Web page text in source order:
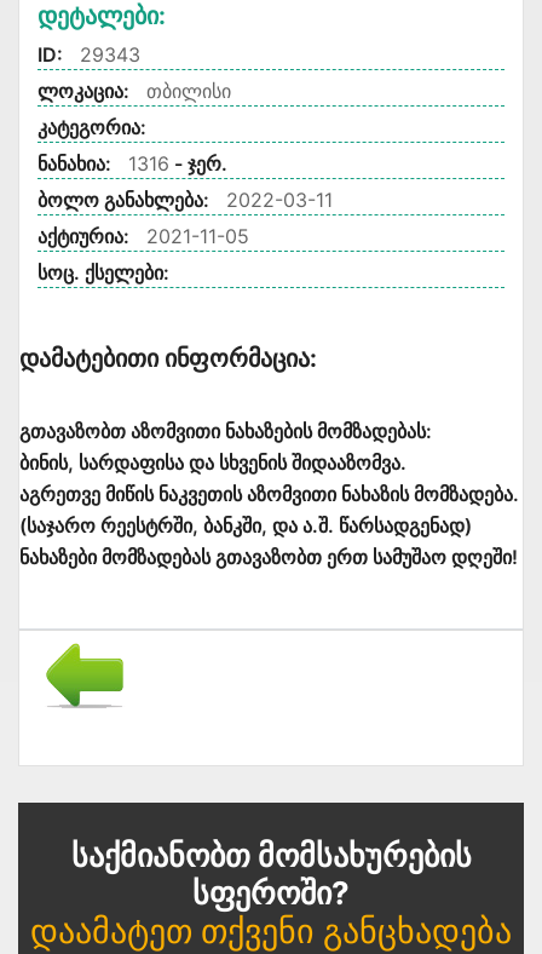
Დეტალები:
ID:
29343
ლოკაცია:
თბილისი
კატეგორია:
ნანახია:
1316 - ჯერ.
ბოლო განახლება:
2022-03-11
აქტიურია:
2021-11-05
სოც. ქსელები:
Დამატებითი Ინფორმაცია:
გთავაზობთ აზომვითი ნახაზების მომზადებას:
ბინის, სარდაფისა და სხვენის შიდააზომვა.
აგრეთვე მიწის ნაკვეთის აზომვითი ნახაზის მომზადება.
(საჯარო რეესტრში, ბანკში, და ა.შ. წარსადგენად)
ნახაზები მომზადებას გთავაზობთ ერთ სამუშაო დღეში!
Საქმიანობთ Მომსახურების
Სფეროში?
Დაამატეთ Თქვენი Განცხადება